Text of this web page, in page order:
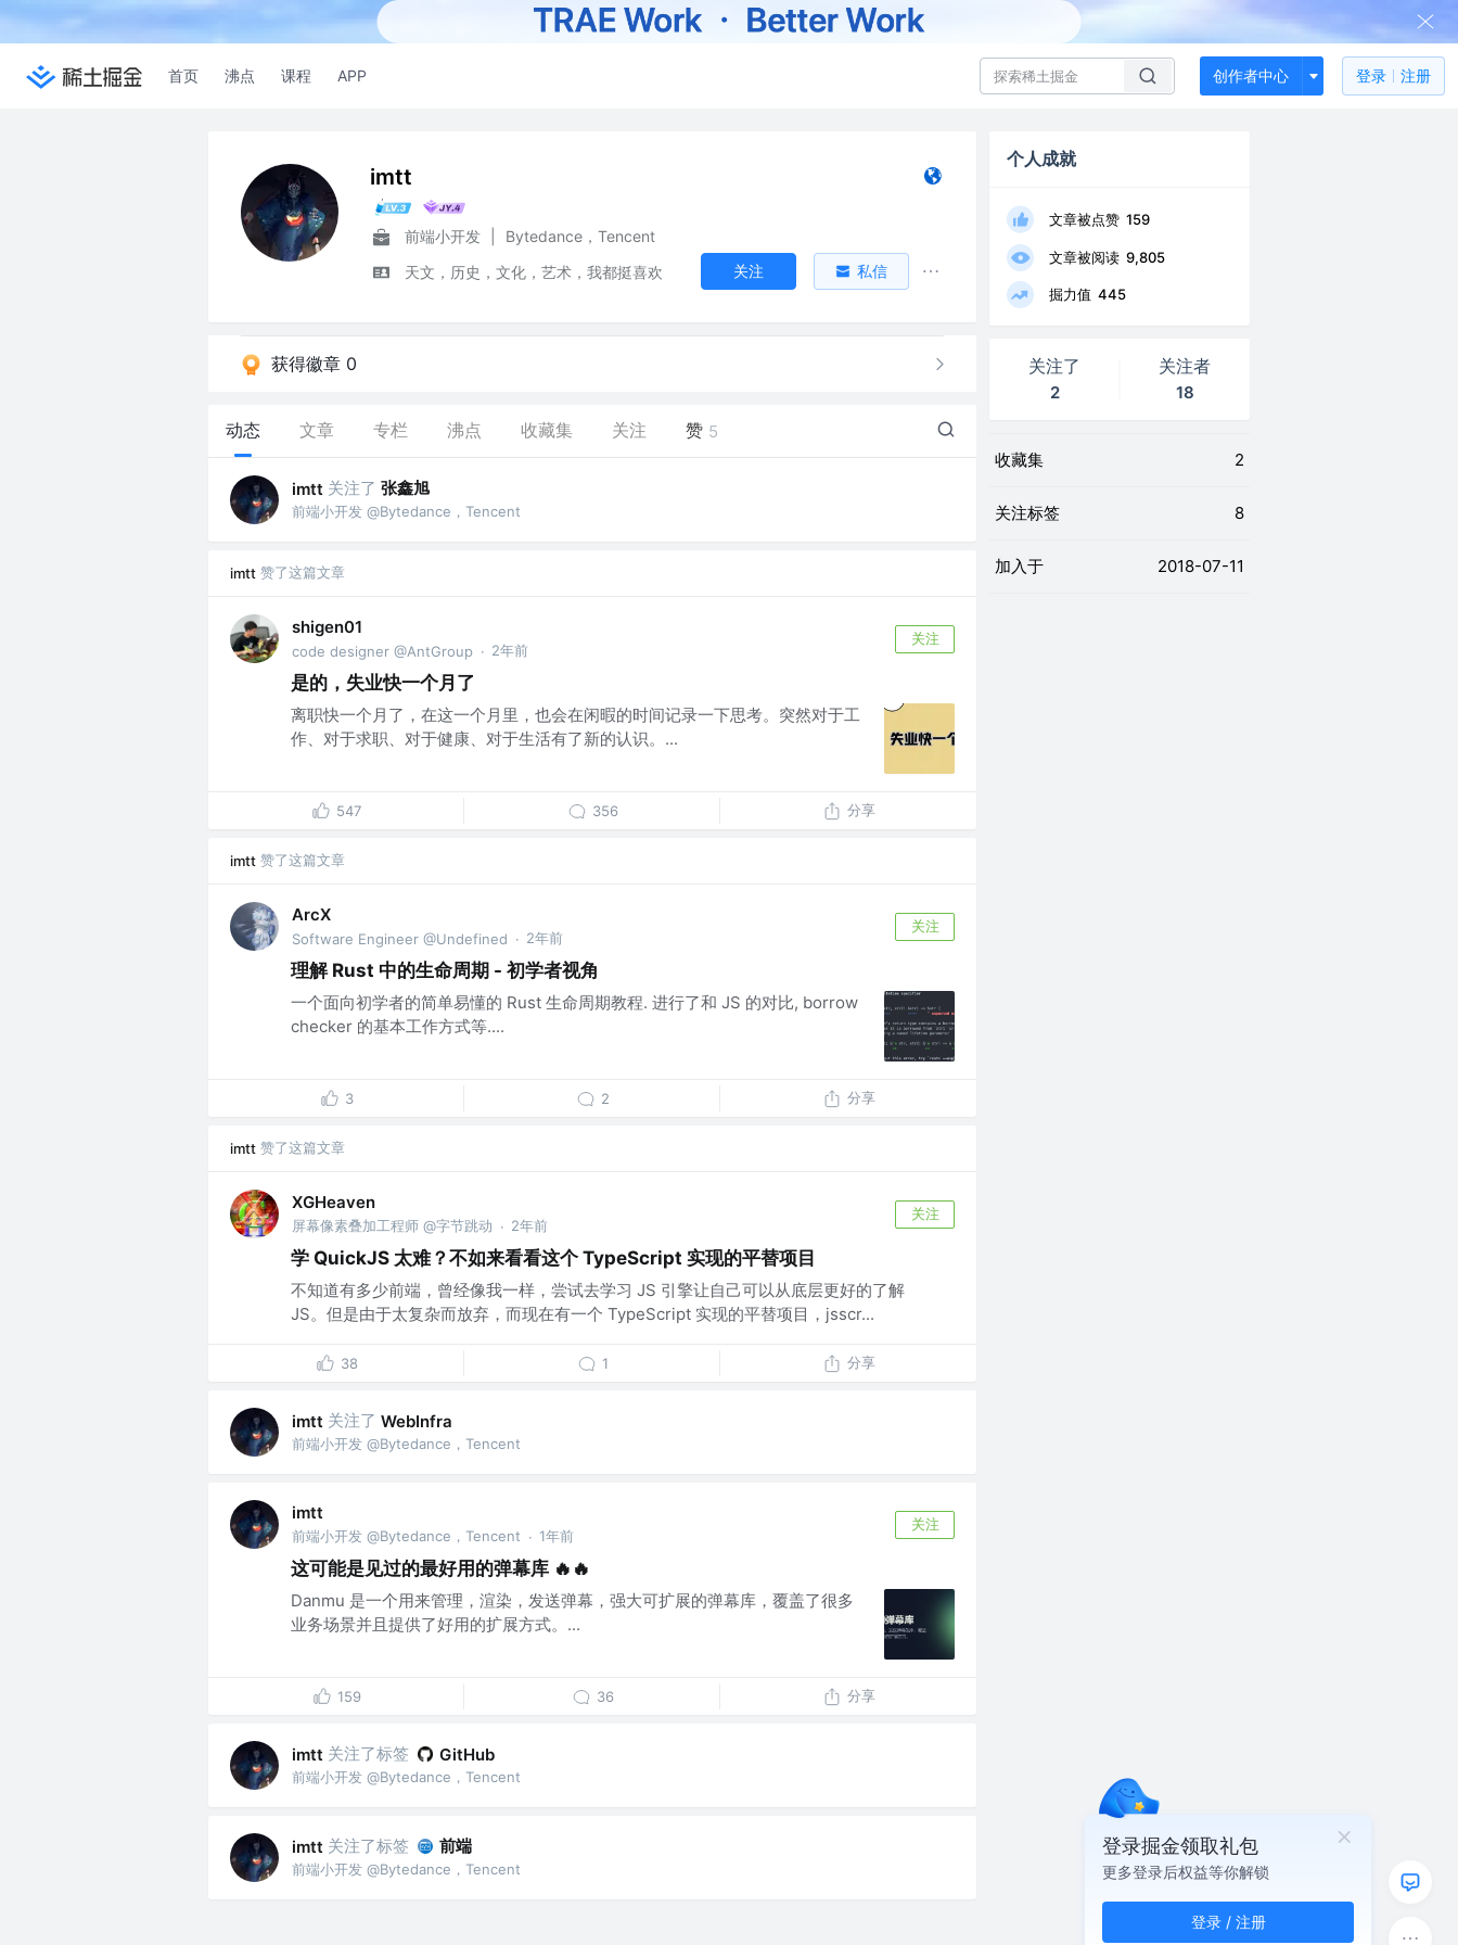
首页 沸点 课程 APP 创作者中心 登录 注册
imtt
前端小开发
Bytedance，Tencent
天文，历史，文化，艺术，我都挺喜欢
关注 私信
获得徽章 0
动态 文章 专栏 沸点 收藏集 关注 赞 5
imtt 关注了 张鑫旭
前端小开发 @Bytedance，Tencent
imtt 赞了这篇文章
shigen01
code designer @AntGroup · 2年前
关注
是的，失业快一个月了
离职快一个月了，在这一个月里，也会在闲暇的时间记录一下思考。突然对于工
作、对于求职、对于健康、对于生活有了新的认识。...
547 356 分享
imtt 赞了这篇文章
ArcX
Software Engineer @Undefined · 2年前
关注
理解 Rust 中的生命周期 - 初学者视角
一个面向初学者的简单易懂的 Rust 生命周期教程. 进行了和 JS 的对比, borrow
checker 的基本工作方式等....
3 2 分享
imtt 赞了这篇文章
XGHeaven
屏幕像素叠加工程师 @字节跳动 · 2年前
关注
学 QuickJS 太难？不如来看看这个 TypeScript 实现的平替项目
不知道有多少前端，曾经像我一样，尝试去学习 JS 引擎让自己可以从底层更好的了解
JS。但是由于太复杂而放弃，而现在有一个 TypeScript 实现的平替项目，jsscr...
38 1 分享
imtt 关注了 WebInfra
前端小开发 @Bytedance，Tencent
imtt
前端小开发 @Bytedance，Tencent · 1年前
关注
这可能是见过的最好用的弹幕库 🔥🔥
Danmu 是一个用来管理，渲染，发送弹幕，强大可扩展的弹幕库，覆盖了很多
业务场景并且提供了好用的扩展方式。...
159 36 分享
imtt 关注了标签 GitHub
前端小开发 @Bytedance，Tencent
imtt 关注了标签 前端
前端小开发 @Bytedance，Tencent
个人成就
文章被点赞 159
文章被阅读 9,805
掘力值 445
关注了
2
关注者
18
收藏集 2
关注标签 8
加入于 2018-07-11
登录掘金领取礼包
更多登录后权益等你解锁
登录 / 注册